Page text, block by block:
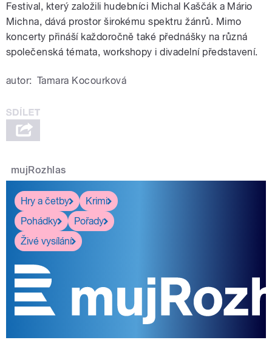
Festival, který založili hudebníci Michal Kaščák a Mário
Michna, dává prostor širokému spektru žánrů. Mimo
koncerty přináší každoročně také přednášky na různá
společenská témata, workshopy i divadelní představení.
autor: Tamara Kocourková
mujRozhlas
Hry a četby
Krimi
Pohádky
Pořady
Živé vysílání